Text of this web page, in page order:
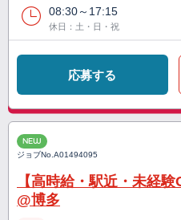
08:30～17:15
休日：土・日・祝
応募する
NEW
ジョブNo.A01494095
【高時給・駅近・未経
@博多